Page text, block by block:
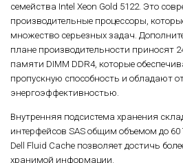
семейства Intel Xeon Gold 5122. Это
производительные процессоры,
множество серьезных задач.
плане производительности приносят
памяти DIMM DDR4, которые
пропускную способность и обладают
энергоэффективностью.
Внутренняя подсистема хранения
интерфейсов SAS общим объемом до 60
Dell Fluid Cache позволяет достичь
хранимой информации.